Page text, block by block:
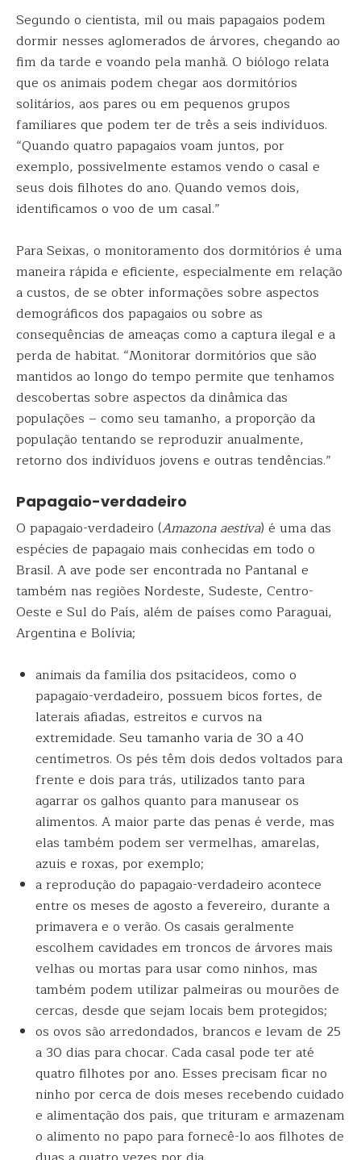
Segundo o cientista, mil ou mais papagaios podem
dormir nesses aglomerados de árvores, chegando ao
fim da tarde e voando pela manhã. O biólogo relata
que os animais podem chegar aos dormitórios
solitários, aos pares ou em pequenos grupos
familiares que podem ter de três a seis indivíduos.
“Quando quatro papagaios voam juntos, por
exemplo, possivelmente estamos vendo o casal e
seus dois filhotes do ano. Quando vemos dois,
identificamos o voo de um casal.”
Para Seixas, o monitoramento dos dormitórios é uma
maneira rápida e eficiente, especialmente em relação
a custos, de se obter informações sobre aspectos
demográficos dos papagaios ou sobre as
consequências de ameaças como a captura ilegal e a
perda de habitat. “Monitorar dormitórios que são
mantidos ao longo do tempo permite que tenhamos
descobertas sobre aspectos da dinâmica das
populações – como seu tamanho, a proporção da
população tentando se reproduzir anualmente,
retorno dos indivíduos jovens e outras tendências.”
Papagaio-verdadeiro
O papagaio-verdadeiro (Amazona aestiva) é uma das
espécies de papagaio mais conhecidas em todo o
Brasil. A ave pode ser encontrada no Pantanal e
também nas regiões Nordeste, Sudeste, Centro-
Oeste e Sul do País, além de países como Paraguai,
Argentina e Bolívia;
animais da família dos psitacídeos, como o
papagaio-verdadeiro, possuem bicos fortes, de
laterais afiadas, estreitos e curvos na
extremidade. Seu tamanho varia de 30 a 40
centímetros. Os pés têm dois dedos voltados para
frente e dois para trás, utilizados tanto para
agarrar os galhos quanto para manusear os
alimentos. A maior parte das penas é verde, mas
elas também podem ser vermelhas, amarelas,
azuis e roxas, por exemplo;
a reprodução do papagaio-verdadeiro acontece
entre os meses de agosto a fevereiro, durante a
primavera e o verão. Os casais geralmente
escolhem cavidades em troncos de árvores mais
velhas ou mortas para usar como ninhos, mas
também podem utilizar palmeiras ou mourões de
cercas, desde que sejam locais bem protegidos;
os ovos são arredondados, brancos e levam de 25
a 30 dias para chocar. Cada casal pode ter até
quatro filhotes por ano. Esses precisam ficar no
ninho por cerca de dois meses recebendo cuidado
e alimentação dos pais, que trituram e armazenam
o alimento no papo para fornecê-lo aos filhotes de